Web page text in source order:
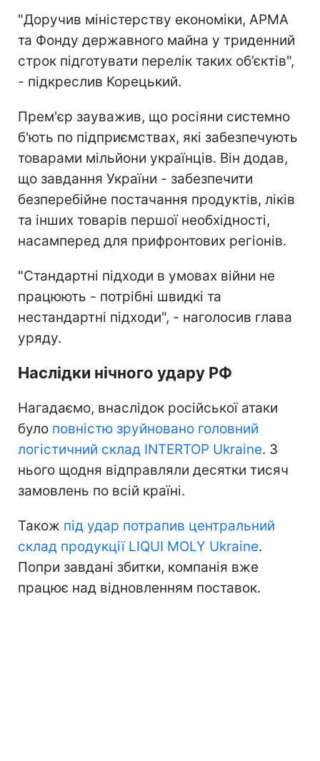
"Доручив міністерству економіки, АРМА
та Фонду державного майна у триденний
строк підготувати перелік таких об’єктів",
- підкреслив Корецький.
Прем'єр зауважив, що росіяни системно
б'ють по підприємствах, які забезпечують
товарами мільйони українців. Він додав,
що завдання України - забезпечити
безперебійне постачання продуктів, ліків
та інших товарів першої необхідності,
насамперед для прифронтових регіонів.
"Стандартні підходи в умовах війни не
працюють - потрібні швидкі та
нестандартні підходи", - наголосив глава
уряду.
Наслідки нічного удару РФ
Нагадаємо, внаслідок російської атаки
було повністю зруйновано головний
логістичний склад INTERTOP Ukraine. З
нього щодня відправляли десятки тисяч
замовлень по всій країні.
Також під удар потрапив центральний
склад продукції LIQUI MOLY Ukraine.
Попри завдані збитки, компанія вже
працює над відновленням поставок.